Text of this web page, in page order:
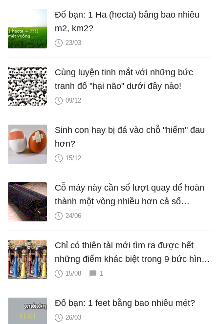
Đố bạn: 1 Ha (hecta) bằng bao nhiêu
m2, km2?
23/03
Cùng luyện tinh mắt với những bức
tranh đố "hại não" dưới đây nào!
09/12
Sinh con hay bị đá vào chỗ "hiểm" đau
hơn?
15/12
Cỗ máy này cần số lượt quay để hoàn
thành một vòng nhiều hơn cả số
nguyên tử trong vũ trụ
24/06
Chỉ có thiên tài mới tìm ra được hết
những điểm khác biệt trong 9 bức hình
dưới đây
15/08 1
Đố bạn: 1 feet bằng bao nhiêu mét?
26/03